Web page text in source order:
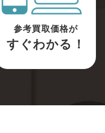
参考買取価格が
すぐわかる！